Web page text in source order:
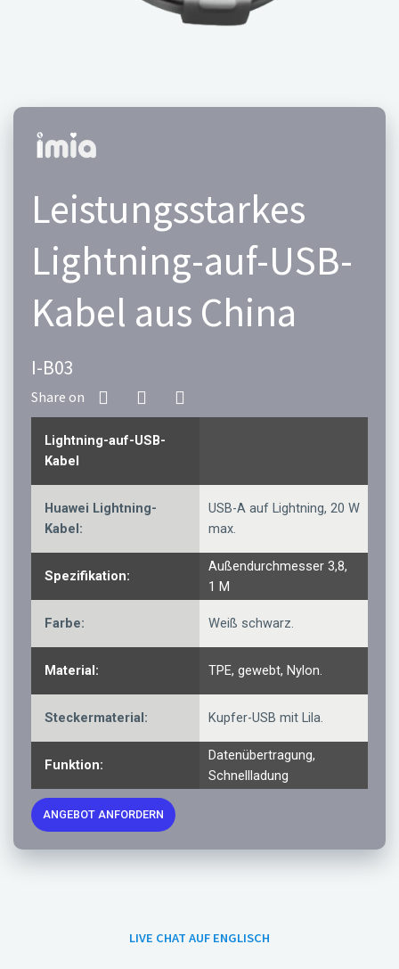
Leistungsstarkes
Lightning-auf-USB-
Kabel aus China
I-B03
Lightning-auf-USB-
Kabel
Huawei Lightning-
Kabel:
USB-A auf Lightning, 20 W
max.
Spezifikation:
Außendurchmesser 3,8,
1 M
Farbe: Weiß schwarz.
Material: TPE, gewebt, Nylon.
Steckermaterial: Kupfer-USB mit Lila.
Funktion:
Datenübertragung,
Schnellladung
ANGEBOT ANFORDERN
LIVE CHAT AUF ENGLISCH